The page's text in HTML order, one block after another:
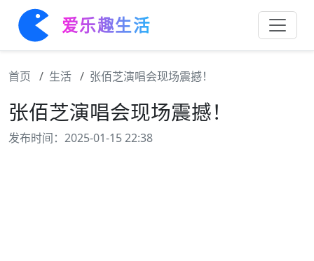
爱乐趣生活
首页 生活 张佰芝演唱会现场震撼！
张佰芝演唱会现场震撼！
发布时间：2025-01-15 22:38